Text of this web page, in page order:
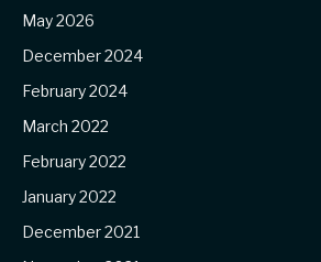
May 2026
December 2024
February 2024
March 2022
February 2022
January 2022
December 2021